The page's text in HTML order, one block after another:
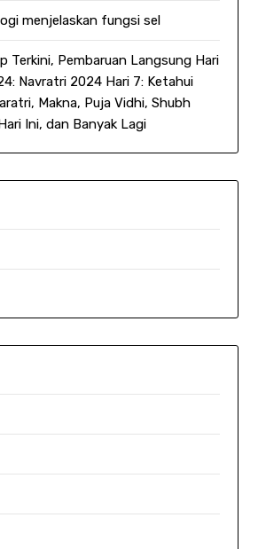
menjelaskan fungsi sel
Terkini, Pembaruan Langsung Hari
Navratri 2024 Hari 7: Ketahui
Makna, Puja Vidhi, Shubh
Ini, dan Banyak Lagi